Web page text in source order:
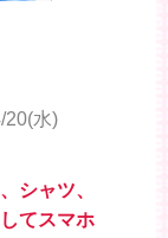
20(水)
シャツ、
てスマホ